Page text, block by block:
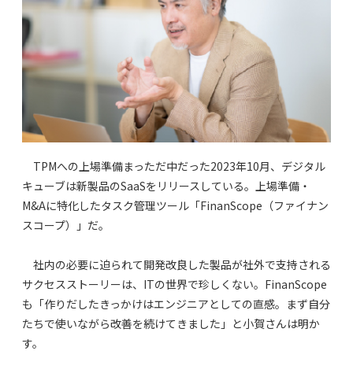
TPMへの上場準備まっただ中だった2023年10月、デジタル
キューブは新製品のSaaSをリリースしている。上場準備・
M&Aに特化したタスク管理ツール「FinanScope（ファイナン
スコープ）」だ。
社内の必要に迫られて開発改良した製品が社外で支持される
サクセスストーリーは、ITの世界で珍しくない。FinanScope
も「作りだしたきっかけはエンジニアとしての直感。まず自分
たちで使いながら改善を続けてきました」と小賀さんは明か
す。